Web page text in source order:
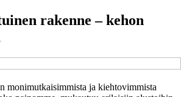
rakenne – kehon
monimutkaisimmista ja kiehtovimmista